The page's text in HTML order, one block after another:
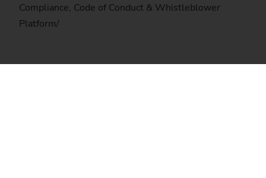
Compliance, Code of Conduct & Whistleblower
Platform